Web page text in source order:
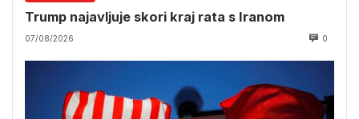
Trump najavljuje skori kraj rata s Iranom
07/08/2026 0